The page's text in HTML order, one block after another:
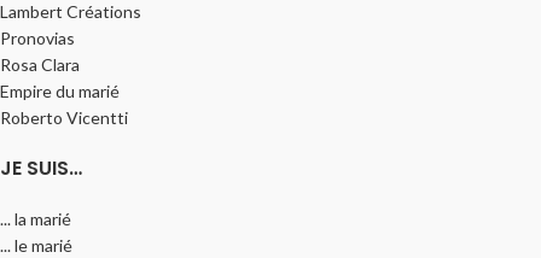
Lambert Créations
Pronovias
Rosa Clara
Empire du marié
Roberto Vicentti
JE SUIS…
... la marié
... le marié